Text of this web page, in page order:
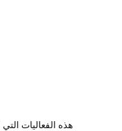
هذه الفعاليات